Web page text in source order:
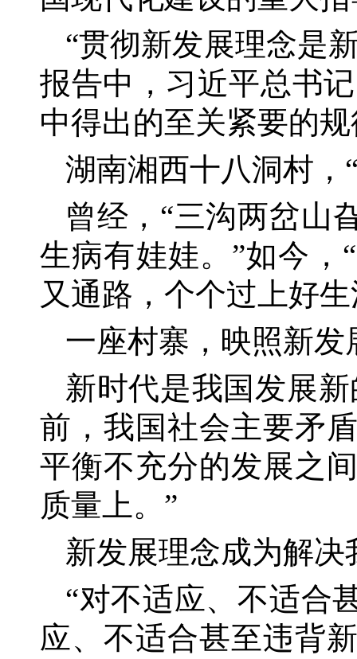
“贯彻新发展理念是
报告中，习近平总书
中得出的至关紧要的
湖南湘西十八洞村，
曾经， “三沟两岔山
生病有娃娃。”如今，
又通路，个个过上好生
一座村寨，映照新
新时代是我国发展
前，我国社会主要矛
平衡不充分的发展之
质量上。”
新发展理念成为解
“对不适应、不适合
应、不适合甚至违背